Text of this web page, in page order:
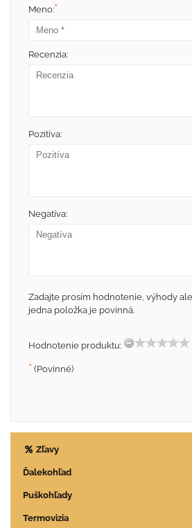
Meno:*
Recenzia:
Pozitíva:
Negatíva:
Zadajte prosím hodnotenie, výhody
jedna položka je povinná.
Hodnotenie produktu:
* (Povinné)
Zľavy
Ďalekohľad
Puškohľady
Termovizia